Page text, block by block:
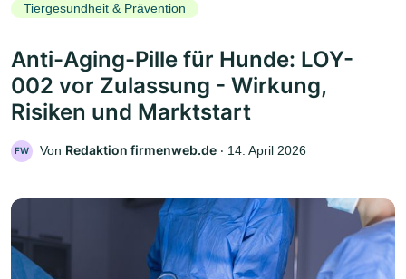
Tiergesundheit & Prävention
Anti-Aging-Pille für Hunde: LOY-
002 vor Zulassung - Wirkung,
Risiken und Marktstart
FW Von Redaktion firmenweb.de ‧ 14. April 2026